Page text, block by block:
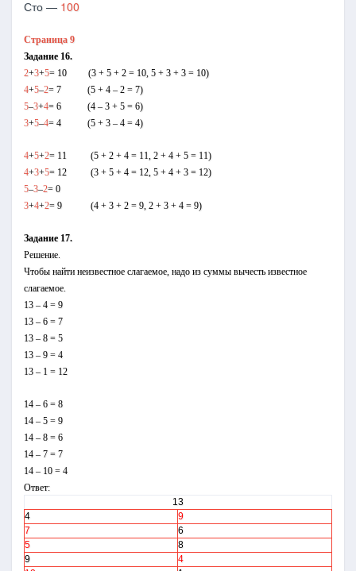
Сто — 100
Страница 9
Задание 16.
2+3+5= 10 (3 + 5 + 2 = 10, 5 + 3 + 3 = 10)
4+5–2= 7 (5 + 4 – 2 = 7)
5–3+4= 6 (4 – 3 + 5 = 6)
3+5–4= 4 (5 + 3 – 4 = 4)
4+5+2= 11 (5 + 2 + 4 = 11, 2 + 4 + 5 = 11)
4+3+5= 12 (3 + 5 + 4 = 12, 5 + 4 + 3 = 12)
5–3–2= 0
3+4+2= 9 (4 + 3 + 2 = 9, 2 + 3 + 4 = 9)
Задание 17.
Решение.
Чтобы найти неизвестное слагаемое, надо из суммы вычесть известное
слагаемое.
13 – 4 = 9
13 – 6 = 7
13 – 8 = 5
13 – 9 = 4
13 – 1 = 12
14 – 6 = 8
14 – 5 = 9
14 – 8 = 6
14 – 7 = 7
14 – 10 = 4
Ответ:
13
4
9
7
6
5
8
9
4